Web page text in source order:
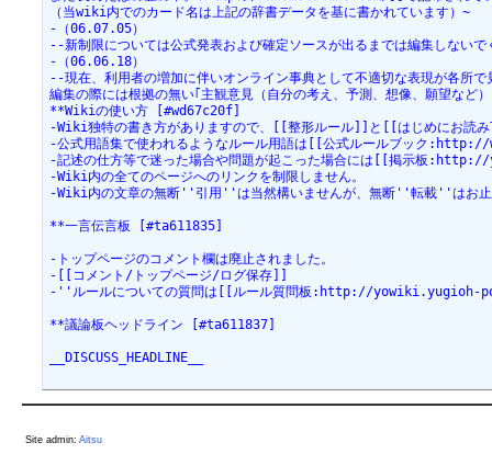
（当wiki内でのカード名は上記の辞書データを基に書かれています）~
-（06.07.05）
--新制限については公式発表および確定ソースが出るまでは編集しないで
-（06.06.18）
--現在、利用者の増加に伴いオンライン事典として不適切な表現が各所で
編集の際には根拠の無い｢主観意見（自分の考え、予測、想像、願望など
**Wikiの使い方 [#wd67c20f]
-Wiki独特の書き方がありますので、[[整形ルール]]と[[はじめにお読み
-公式用語集で使われるようなルール用語は[[公式ルールブック
-記述の仕方等で迷った場合や問題が起こった場合には[[掲示板
-Wiki内の全てのページへのリンクを制限しません。
-Wiki内の文章の無断''引用''は当然構いませんが、無断''転載''はお止
**一言伝言板 [#ta611835]
-トップページのコメント欄は廃止されました。
-[[コメント/トップページ/ログ保存]]
-''ルールについての質問は[[ルール質問板:http://
**議論板ヘッドライン [#ta611837]
__DISCUSS_HEADLINE__
Site admin: Aitsu